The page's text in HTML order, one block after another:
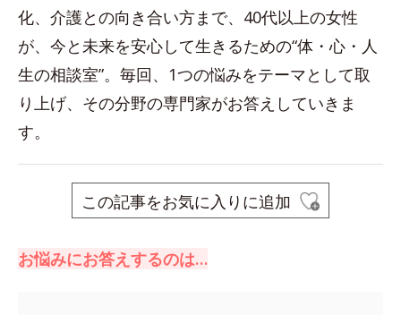
化、介護との向き合い方まで、40代以上の女性
が、今と未来を安心して生きるための“体・心・人
生の相談室”。毎回、1つの悩みをテーマとして取
り上げ、その分野の専門家がお答えしていきま
す。
この記事をお気に入りに追加
お悩みにお答えするのは…